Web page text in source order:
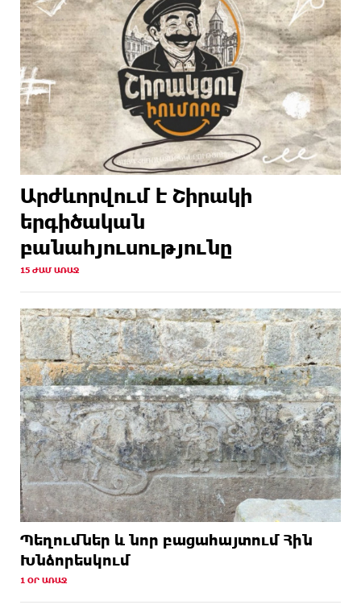
Արժևորվում է Շիրակի
երգիծական
բանահյուսությունը
15 ԺԱՄ ԱՌԱՋ
Պեղումներ և նոր բացահայտում Հին
Խնձորեսկում
1 ՕՐ ԱՌԱՋ